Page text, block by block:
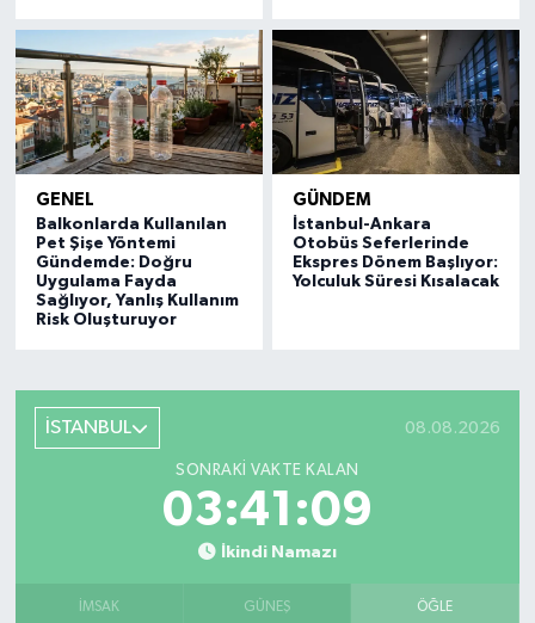
GENEL
Balkonlarda Kullanılan
Pet Şişe Yöntemi
Gündemde: Doğru
Uygulama Fayda
Sağlıyor, Yanlış Kullanım
Risk Oluşturuyor
GÜNDEM
İstanbul-Ankara
Otobüs Seferlerinde
Ekspres Dönem Başlıyor:
Yolculuk Süresi Kısalacak
İSTANBUL 08.08.2026
SONRAKI VAKTE KALAN
03:41:08
İkindi Namazı
İMSAK GÜNEŞ ÖĞLE